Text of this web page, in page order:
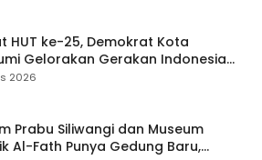
HUT ke-25, Demokrat Kota
Gelorakan Gerakan Indonesia
Aksi Bersih Masjid Agung
2026
Prabu Siliwangi dan Museum
Al-Fath Punya Gedung Baru,